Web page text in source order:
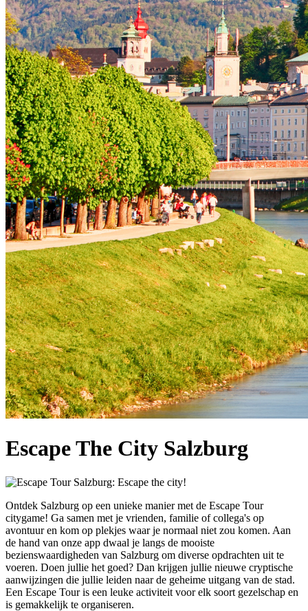
Escape The City Salzburg
Ontdek Salzburg op een unieke manier met de Escape Tour
citygame! Ga samen met je vrienden, familie of collega's op
avontuur en kom op plekjes waar je normaal niet zou komen. Aan
de hand van onze app dwaal je langs de mooiste
bezienswaardigheden van Salzburg om diverse opdrachten uit te
voeren. Doen jullie het goed? Dan krijgen jullie nieuwe cryptische
aanwijzingen die jullie leiden naar de geheime uitgang van de stad.
Een Escape Tour is een leuke activiteit voor elk soort gezelschap en
is gemakkelijk te organiseren.